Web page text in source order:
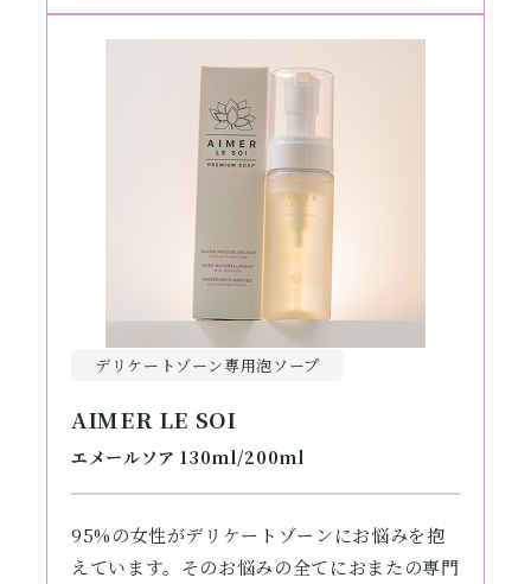
デリケートゾーン専用泡ソープ
AIMER LE SOI
エメールソア 130ml/200ml
95%の女性がデリケートゾーンにお悩みを抱
えています。そのお悩みの全てにおまたの専門